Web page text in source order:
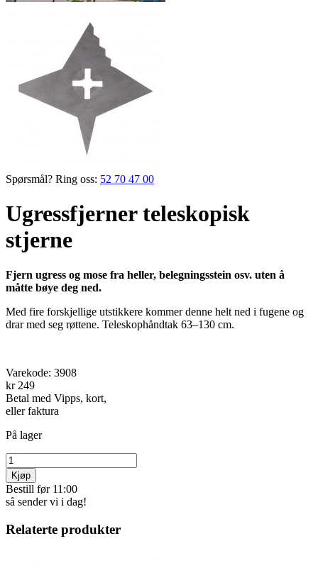
Spørsmål? Ring oss: 52 70 47 00
Ugressfjerner teleskopisk
stjerne
Fjern ugress og mose fra heller, belegnings­stein osv. uten å
måtte bøye deg ned.
Med fire forskjellige utstikkere kommer denne helt ned i fugene og
drar med seg røttene. Teleskophånd­tak 63–130 cm.
Varekode: 3908
kr 249
Betal med Vipps, kort,
eller faktura
På lager
Kjøp
Bestill før 11:00
så sender vi i dag!
Relaterte produkter